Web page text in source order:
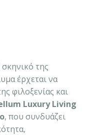
της
έρχεται να
φιλοξενίας και
Luxury Living
, που συνδυάζει